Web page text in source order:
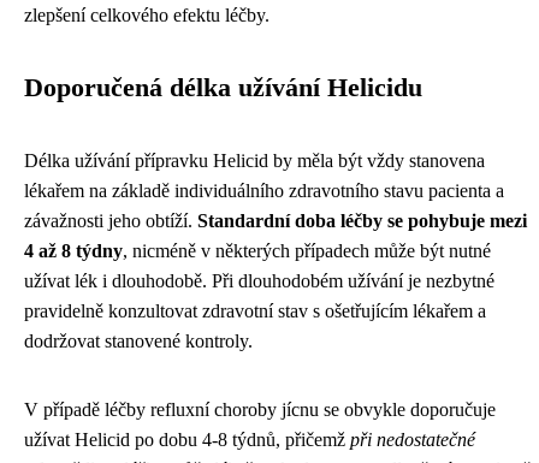
zlepšení celkového efektu léčby.
Doporučená délka užívání Helicidu
Délka užívání přípravku Helicid by měla být vždy stanovena
lékařem na základě individuálního zdravotního stavu pacienta a
závažnosti jeho obtíží. Standardní doba léčby se pohybuje mezi
4 až 8 týdny, nicméně v některých případech může být nutné
užívat lék i dlouhodobě. Při dlouhodobém užívání je nezbytné
pravidelně konzultovat zdravotní stav s ošetřujícím lékařem a
dodržovat stanovené kontroly.
V případě léčby refluxní choroby jícnu se obvykle doporučuje
užívat Helicid po dobu 4-8 týdnů, přičemž při nedostatečné